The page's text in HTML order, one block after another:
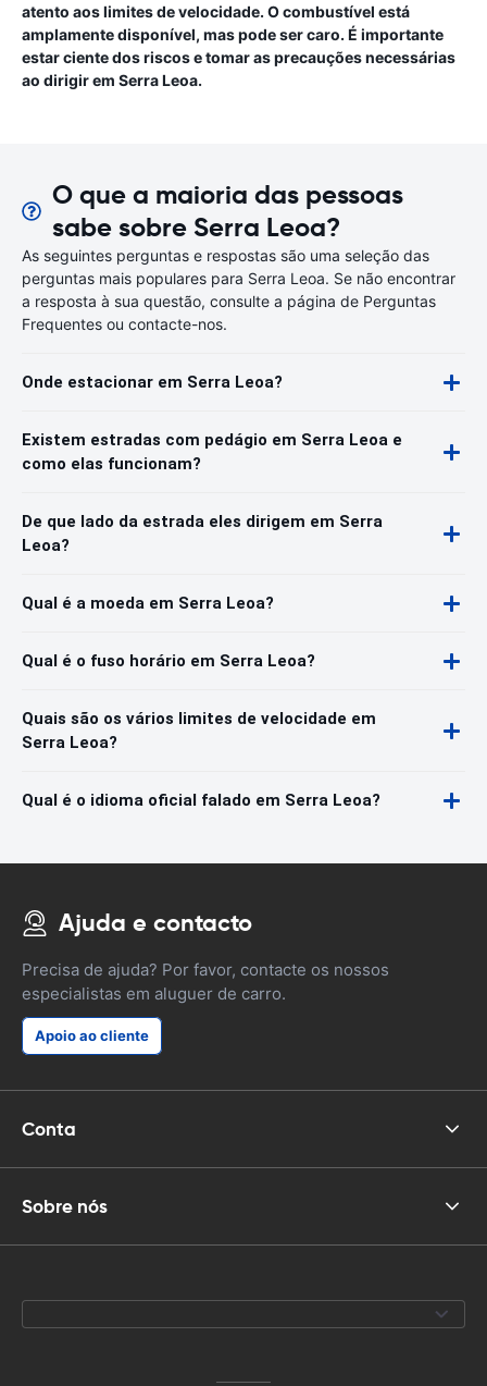
atento aos limites de velocidade. O combustível está
amplamente disponível, mas pode ser caro. É importante
estar ciente dos riscos e tomar as precauções necessárias
ao dirigir em Serra Leoa.
O que a maioria das pessoas
sabe sobre Serra Leoa?
As seguintes perguntas e respostas são uma seleção das
perguntas mais populares para Serra Leoa. Se não encontrar
a resposta à sua questão, consulte a página de Perguntas
Frequentes ou contacte-nos.
Onde estacionar em Serra Leoa?
Existem estradas com pedágio em Serra Leoa e
como elas funcionam?
De que lado da estrada eles dirigem em Serra
Leoa?
Qual é a moeda em Serra Leoa?
Qual é o fuso horário em Serra Leoa?
Quais são os vários limites de velocidade em
Serra Leoa?
Qual é o idioma oficial falado em Serra Leoa?
Ajuda e contacto
Precisa de ajuda? Por favor, contacte os nossos
especialistas em aluguer de carro.
Apoio ao cliente
Conta
Sobre nós